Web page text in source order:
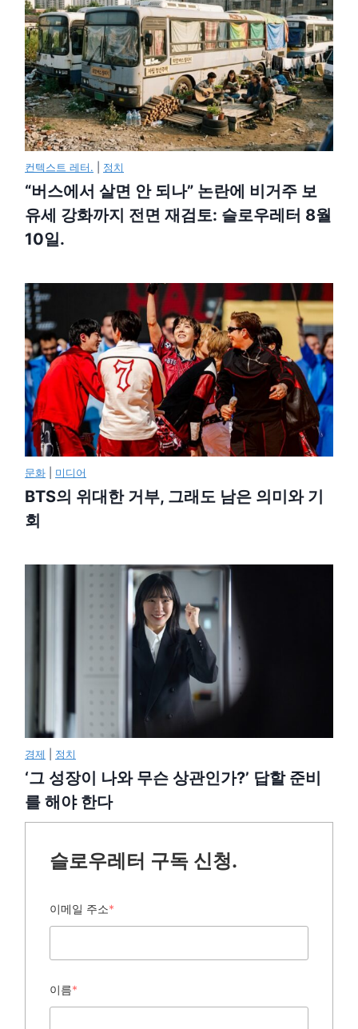
컨텍스트 레터. 정치
“버스에서 살면 안 되나” 논란에 비거주 보
유세 강화까지 전면 재검토: 슬로우레터 8월
10일.
문화 미디어
BTS의 위대한 거부, 그래도 남은 의미와 기
회
경제 정치
‘그 성장이 나와 무슨 상관인가?’ 답할 준비
를 해야 한다
슬로우레터 구독 신청.
이메일 주소*
이름*